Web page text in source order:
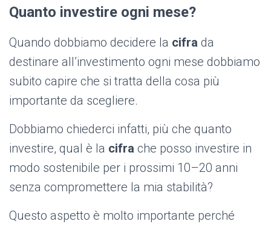
Quanto investire ogni mese?
Quando dobbiamo decidere la cifra da
destinare all’investimento ogni mese dobbiamo
subito capire che si tratta della cosa più
importante da scegliere.
Dobbiamo chiederci infatti, più che quanto
investire, qual è la cifra che posso investire in
modo sostenibile per i prossimi 10–20 anni
senza compromettere la mia stabilità?
Questo aspetto è molto importante perché